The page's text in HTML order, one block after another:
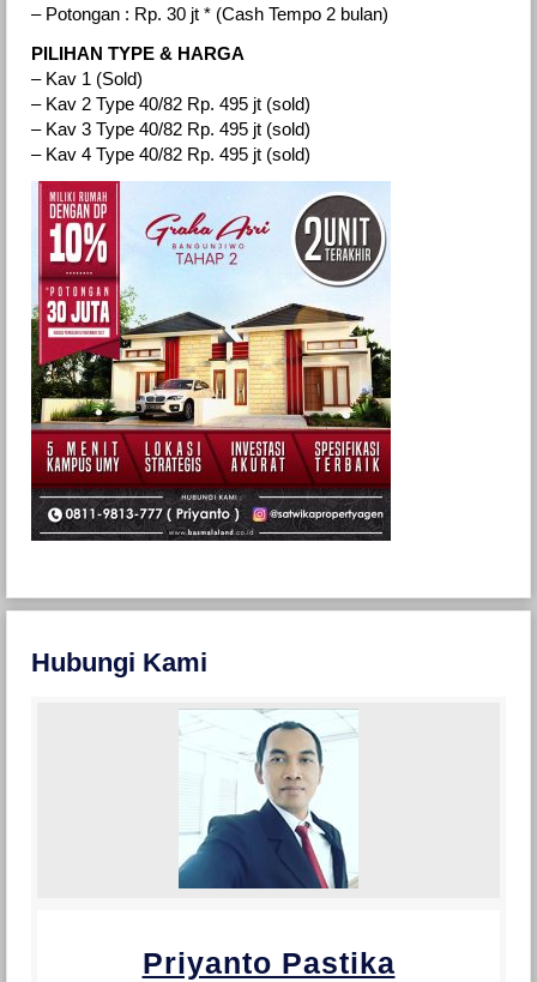
– Potongan : Rp. 30 jt * (Cash Tempo 2 bulan)
PILIHAN TYPE & HARGA
– Kav 1 (Sold)
– Kav 2 Type 40/82 Rp. 495 jt (sold)
– Kav 3 Type 40/82 Rp. 495 jt (sold)
– Kav 4 Type 40/82 Rp. 495 jt (sold)
Hubungi Kami
Priyanto Pastika